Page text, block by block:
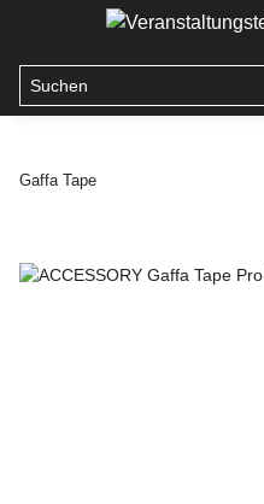
Gaffa Tape